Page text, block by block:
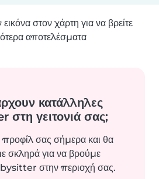
στον χάρτη για να βρείτε
αποτελέσματα
κατάλληλες
στη γειτονιά σας;
προφίλ σας σήμερα και θα
σκληρά για να βρούμε
στην περιοχή σας.